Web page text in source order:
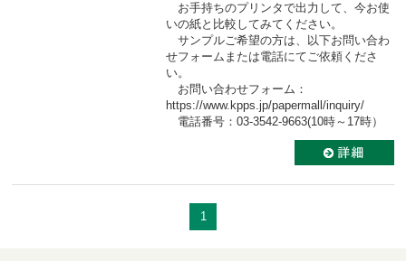
お手持ちのプリンタで出力して、今お使
いの紙と比較してみてください。
サンプルご希望の方は、以下お問い合わ
せフォームまたは電話にてご依頼くださ
い。
お問い合わせフォーム：
https://www.kpps.jp/papermall/inquiry/
電話番号：03-3542-9663(10時～17時）
1